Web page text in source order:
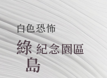
白色恐怖
綠
島
紀念園區